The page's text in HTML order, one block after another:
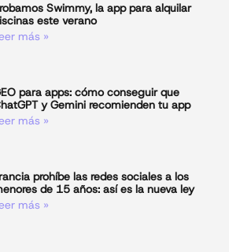
Swimmy, la app para alquilar
este verano
más »
para apps: cómo conseguir que
y Gemini recomienden tu app
más »
prohíbe las redes sociales a los
de 15 años: así es la nueva ley
más »